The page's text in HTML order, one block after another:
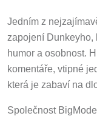
Jedním z
zapojení Dunkeyho,
humor a osobnost.
komentáře, vtipné
která je zabaví na
Společnost